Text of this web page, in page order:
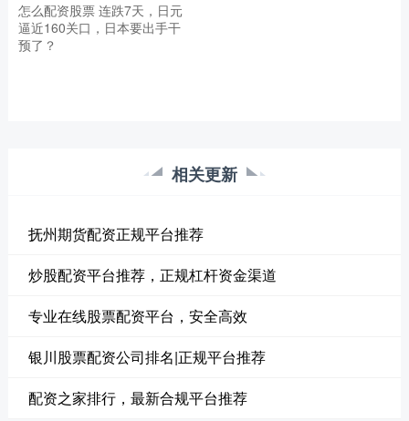
怎么配资股票 连跌7天，日元
逼近160关口，日本要出手干
预了？
相关更新
抚州期货配资正规平台推荐
炒股配资平台推荐，正规杠杆资金渠道
专业在线股票配资平台，安全高效
银川股票配资公司排名|正规平台推荐
配资之家排行，最新合规平台推荐